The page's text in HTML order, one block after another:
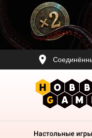
Настольные игры